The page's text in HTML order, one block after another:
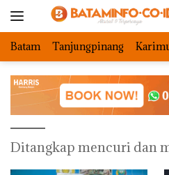
Batam Tanjungpinang
Ditangkap mencuri dan